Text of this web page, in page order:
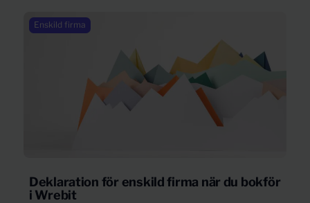
Enskild firma
Deklaration för enskild firma när du bokför
i Wrebit